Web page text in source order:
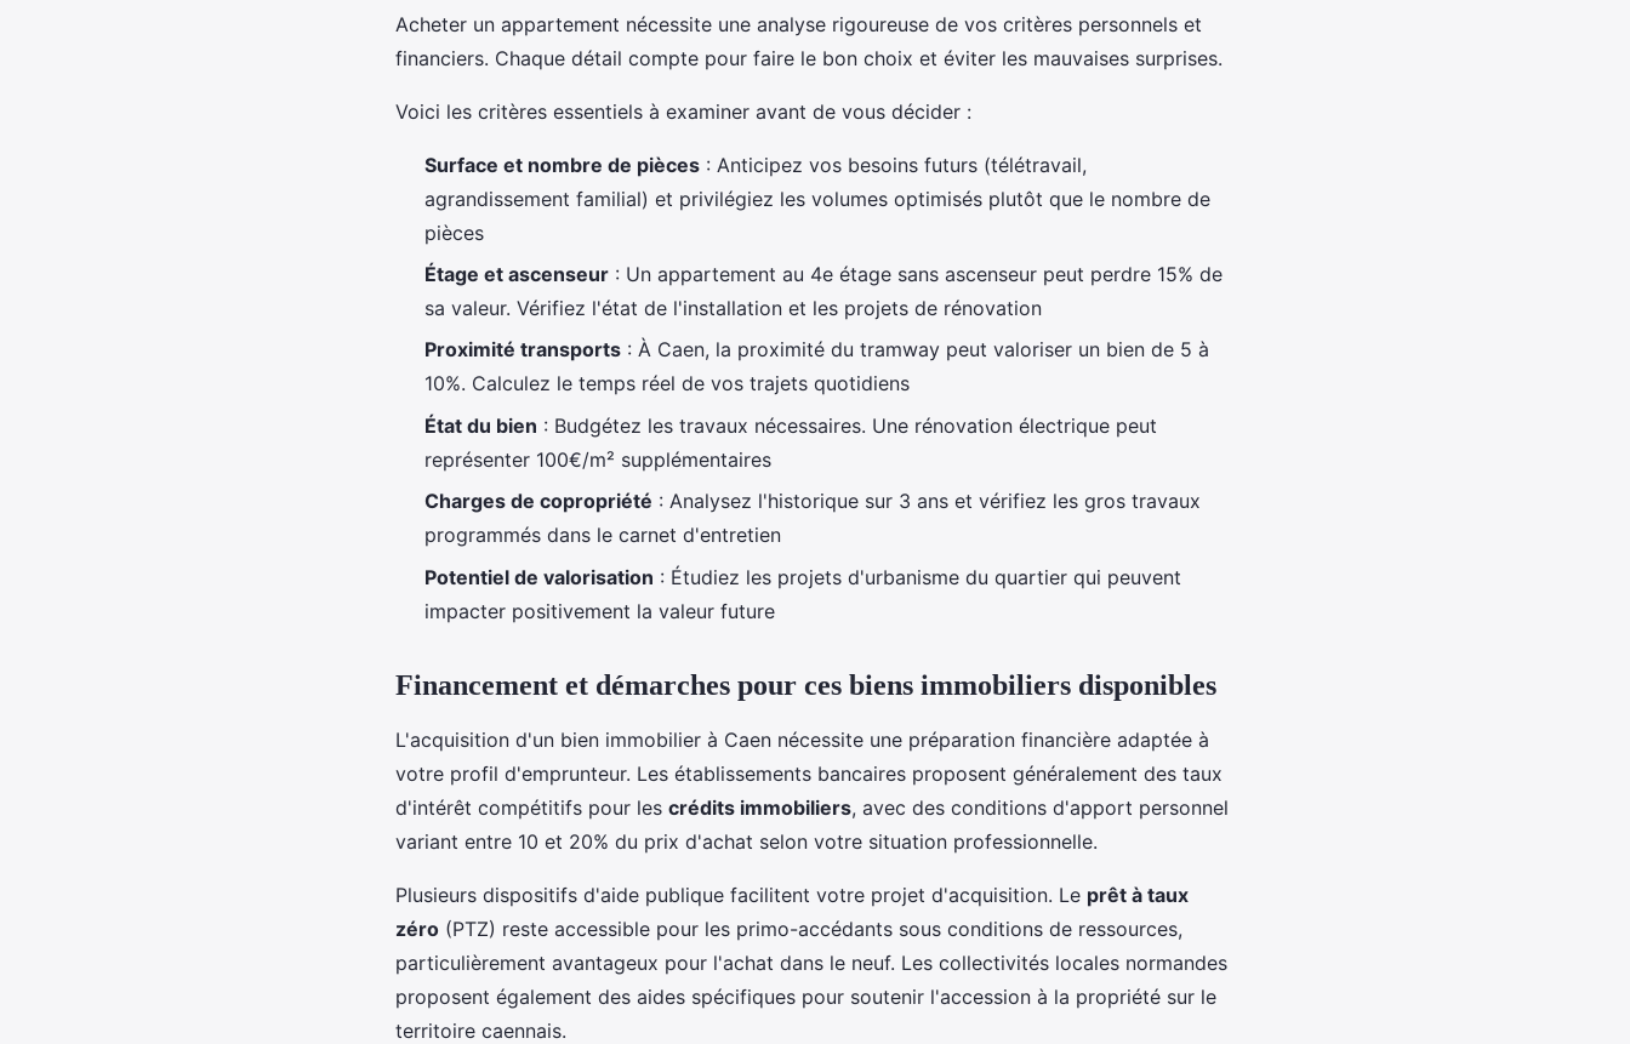
Acheter un appartement nécessite une analyse rigoureuse de vos critères personnels et
financiers. Chaque détail compte pour faire le bon choix et éviter les mauvaises surprises.
Voici les critères essentiels à examiner avant de vous décider :
Surface et nombre de pièces : Anticipez vos besoins futurs (télétravail,
agrandissement familial) et privilégiez les volumes optimisés plutôt que le nombre de
pièces
Étage et ascenseur : Un appartement au 4e étage sans ascenseur peut perdre 15% de
sa valeur. Vérifiez l'état de l'installation et les projets de rénovation
Proximité transports : À Caen, la proximité du tramway peut valoriser un bien de 5 à
10%. Calculez le temps réel de vos trajets quotidiens
État du bien : Budgétez les travaux nécessaires. Une rénovation électrique peut
représenter 100€/m² supplémentaires
Charges de copropriété : Analysez l'historique sur 3 ans et vérifiez les gros travaux
programmés dans le carnet d'entretien
Potentiel de valorisation : Étudiez les projets d'urbanisme du quartier qui peuvent
impacter positivement la valeur future
Financement et démarches pour ces biens immobiliers disponibles
L'acquisition d'un bien immobilier à Caen nécessite une préparation financière adaptée à
votre profil d'emprunteur. Les établissements bancaires proposent généralement des taux
d'intérêt compétitifs pour les crédits immobiliers, avec des conditions d'apport personnel
variant entre 10 et 20% du prix d'achat selon votre situation professionnelle.
Plusieurs dispositifs d'aide publique facilitent votre projet d'acquisition. Le prêt à taux
zéro (PTZ) reste accessible pour les primo-accédants sous conditions de ressources,
particulièrement avantageux pour l'achat dans le neuf. Les collectivités locales normandes
proposent également des aides spécifiques pour soutenir l'accession à la propriété sur le
territoire caennais.